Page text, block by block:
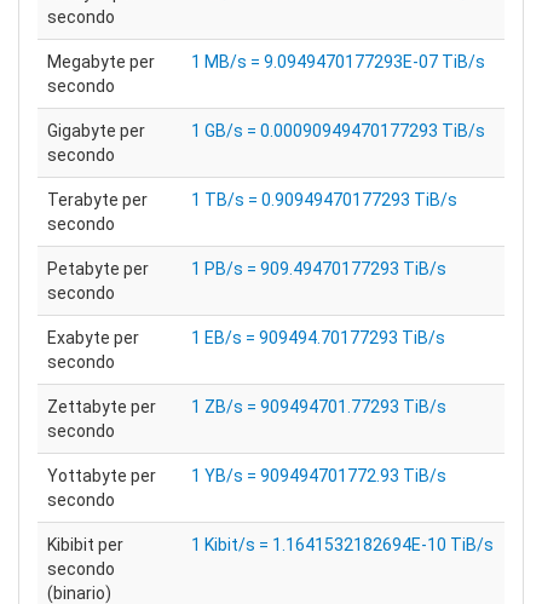
secondo
Megabyte per
secondo
1 MB/s = 9.0949470177293E-07 TiB/s
Gigabyte per
secondo
1 GB/s = 0.00090949470177293 TiB/s
Terabyte per
secondo
1 TB/s = 0.90949470177293 TiB/s
Petabyte per
secondo
1 PB/s = 909.49470177293 TiB/s
Exabyte per
secondo
1 EB/s = 909494.70177293 TiB/s
Zettabyte per
secondo
1 ZB/s = 909494701.77293 TiB/s
Yottabyte per
secondo
1 YB/s = 909494701772.93 TiB/s
Kibibit per
secondo
(binario)
1 Kibit/s = 1.1641532182694E-10 TiB/s